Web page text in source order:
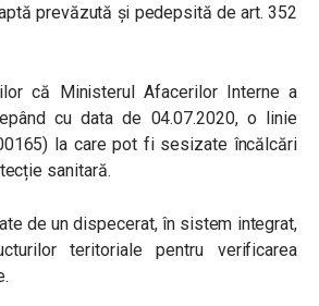
prevăzută și pedepsită de art. 352
că Ministerul Afacerilor Interne a
cu data de 04.07.2020, o linie
la care pot fi sesizate încălcări
sanitară.
de un dispecerat, în sistem integrat,
teritoriale pentru verificarea